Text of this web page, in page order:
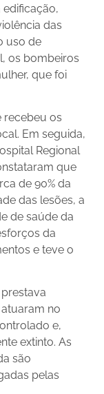
das
uso de
os bombeiros
que foi
recebeu os
Em seguida,
Regional
que
de 90% da
das lesões, a
de saúde da
da
e teve o
no
e,
extinto. As
são
pelas